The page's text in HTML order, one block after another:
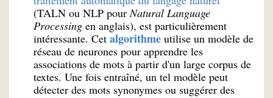
(TALN ou NLP pourNatural Language
Processing en anglais), est particulièrement
intéressante. Cet algorithme utilise un modèle de
réseau de neurones pour apprendre les
associations de mots à partir d'un large corpus de
textes. Une fois entraîné, un tel modèle peut
détecter des mots synonymes ou suggérer des